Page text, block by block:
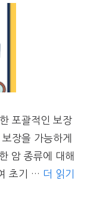
포괄적인 보장
장을 가능하게
암 종류에 대해
초기 … 더 읽기